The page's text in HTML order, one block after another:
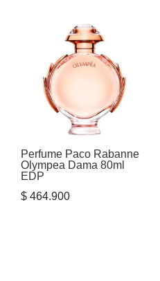
Perfume Paco Rabanne
Olympea Dama 80ml
EDP
$ 464.900